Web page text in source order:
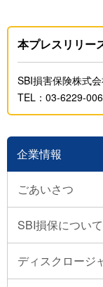
本プレスリリー
SBI損害保険株式
TEL：03-6229-
企業情報
ごあいさつ
SBI損保について
ディスクロージ